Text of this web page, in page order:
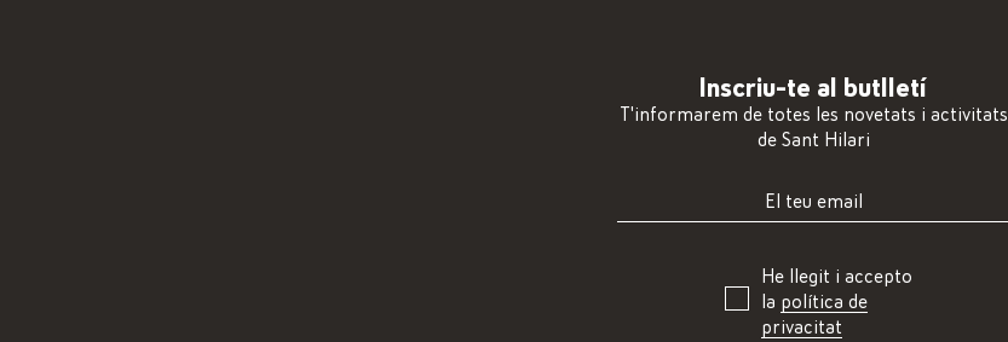
Inscriu-te al butlletí
T'informarem de totes les novetats i activitats
de Sant Hilari
He llegit i accepto
la política de
privacitat